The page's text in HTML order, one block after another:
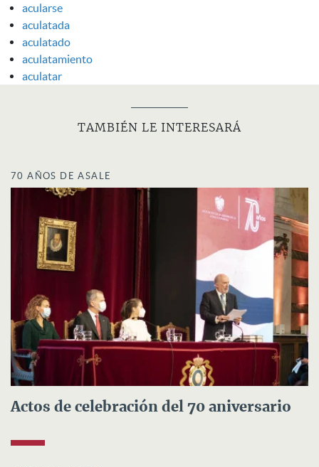
acularse
aculatada
aculatado
aculatamiento
aculatar
TAMBIÉN LE INTERESARÁ
70 AÑOS DE ASALE
Actos de celebración del 70 aniversario